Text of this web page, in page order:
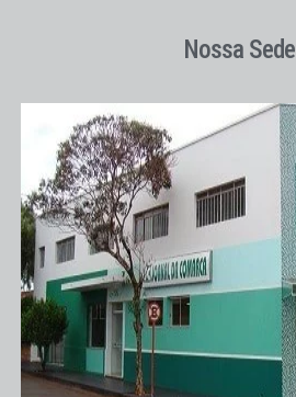
Nossa Sede